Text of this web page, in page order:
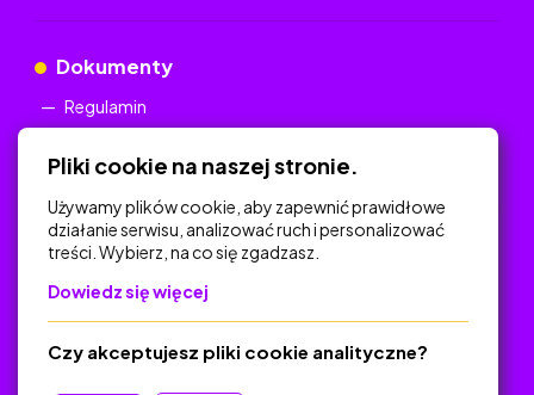
Dokumenty
Regulamin
Na skróty
Polityka Prywatności
Regulamin
O platformie
Pliki cookie na naszej stronie.
Używamy plików cookie, aby zapewnić prawidłowe
działanie serwisu, analizować ruch i personalizować
treści. Wybierz, na co się zgadzasz.
Dowiedz się więcej
Czy akceptujesz pliki cookie analityczne?